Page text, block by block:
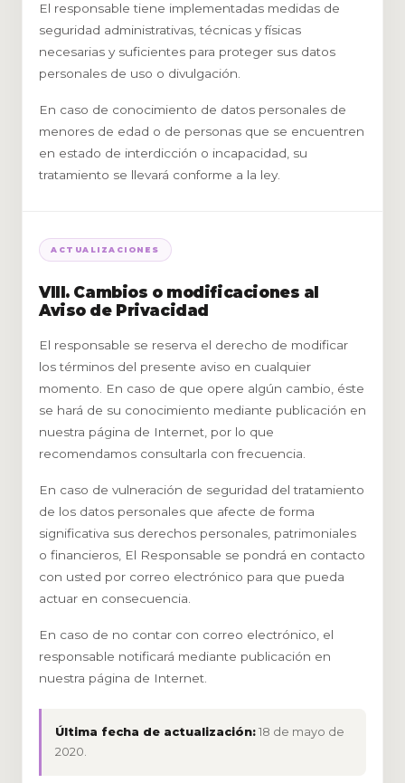
El responsable tiene implementadas medidas de
seguridad administrativas, técnicas y físicas
necesarias y suficientes para proteger sus datos
personales de uso o divulgación.
En caso de conocimiento de datos personales de
menores de edad o de personas que se encuentren
en estado de interdicción o incapacidad, su
tratamiento se llevará conforme a la ley.
ACTUALIZACIONES
VIII. Cambios o modificaciones al
Aviso de Privacidad
El responsable se reserva el derecho de modificar
los términos del presente aviso en cualquier
momento. En caso de que opere algún cambio, éste
se hará de su conocimiento mediante publicación en
nuestra página de Internet, por lo que
recomendamos consultarla con frecuencia.
En caso de vulneración de seguridad del tratamiento
de los datos personales que afecte de forma
significativa sus derechos personales, patrimoniales
o financieros, El Responsable se pondrá en contacto
con usted por correo electrónico para que pueda
actuar en consecuencia.
En caso de no contar con correo electrónico, el
responsable notificará mediante publicación en
nuestra página de Internet.
Última fecha de actualización: 18 de mayo de
2020.